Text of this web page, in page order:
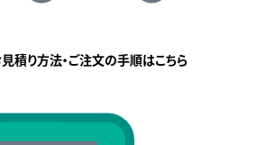
積り方法・ご注文の手順はこちら